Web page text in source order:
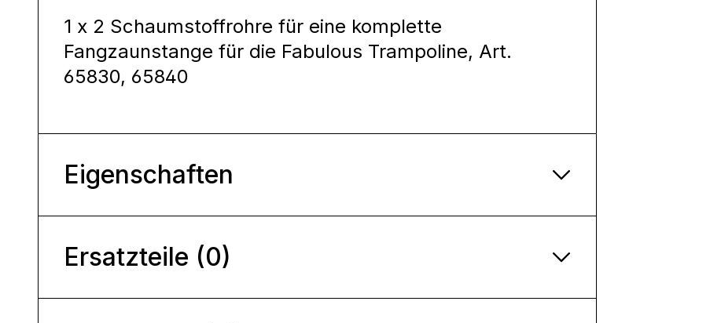
1 x 2 Schaumstoffrohre für eine komplette
Fangzaunstange für die Fabulous Trampoline, Art.
65830, 65840
Eigenschaften
Ersatzteile (0)